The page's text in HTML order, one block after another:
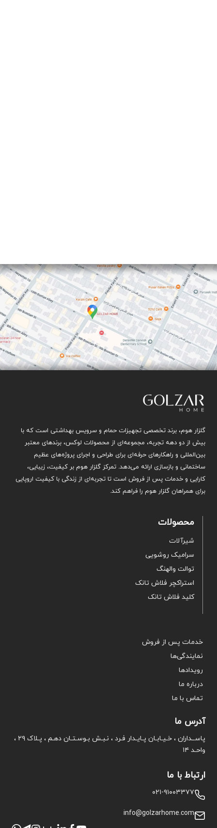
آدرس ما
پاســداران ، خـیـابـان پـایـدار فـرد ، نـبـش بـوسـتـان دهـم ، پـلاک ۲۹ ،
واحـد ۱۴
ارتباط با ما
۰۲۱-۹۱۰۰۳۳۷۷
info@golzarhome.com
گلزار هوم، برند تخصصی تجهیزات حمام و سرویس بهداشتی است که با
بیش از دو دهه تجربه، مجموعه‌ای از محصولات لوکس، برندهای معتبر
بین‌المللی و راهکارهای حرفه‌ای برای طراحی و اجرای پروژه‌های عظیم
ساختمانی و بازسازی ارائه می‌دهد. تمرکز گلزار هوم بر کیفیت، زیبایی،
کارایی و خدمات پس از فروش است تا تجربه‌ای از زندگی با کیفیت اروپایی
برای همراهان گلزار هوم را فراهم کند.
خدمات پس از فروش
نمایندگی‌ها
رویدادها
درباره ما
تماس با ما
محصولات
شیرآلات
سرامیک روشویی
توالت والهنگ
استراکچر فلاش تانک
کلید فلاش تانک